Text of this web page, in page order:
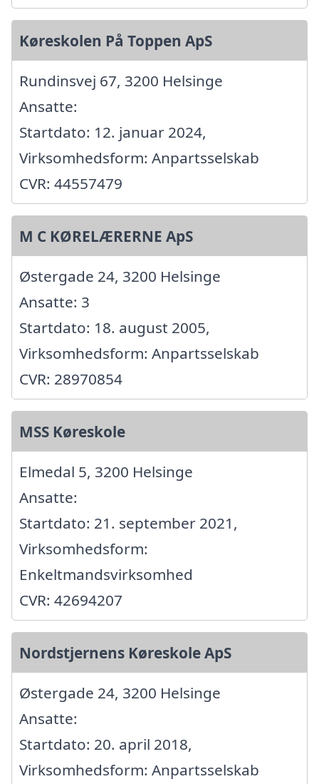
Køreskolen På Toppen ApS
Rundinsvej 67, 3200 Helsinge
Ansatte:
Startdato: 12. januar 2024,
Virksomhedsform: Anpartsselskab
CVR: 44557479
M C KØRELÆRERNE ApS
Østergade 24, 3200 Helsinge
Ansatte: 3
Startdato: 18. august 2005,
Virksomhedsform: Anpartsselskab
CVR: 28970854
MSS Køreskole
Elmedal 5, 3200 Helsinge
Ansatte:
Startdato: 21. september 2021,
Virksomhedsform:
Enkeltmandsvirksomhed
CVR: 42694207
Nordstjernens Køreskole ApS
Østergade 24, 3200 Helsinge
Ansatte:
Startdato: 20. april 2018,
Virksomhedsform: Anpartsselskab